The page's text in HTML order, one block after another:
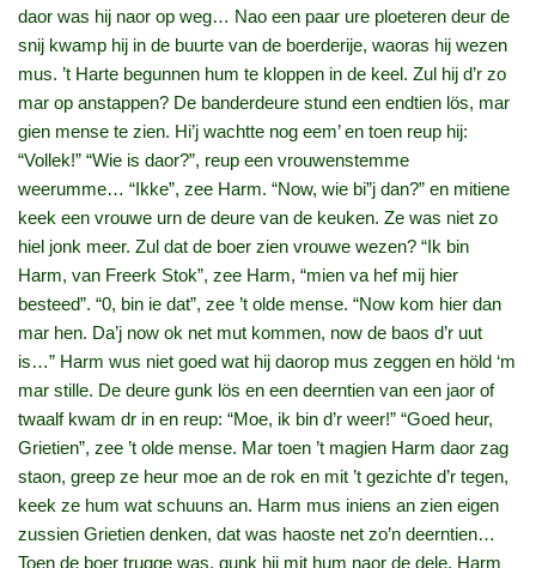
daor was hij naor op weg… Nao een paar ure ploeteren deur de
snij kwamp hij in de buurte van de boerderije, waoras hij wezen
mus. ’t Harte begunnen hum te kloppen in de keel. Zul hij d’r zo
mar op anstappen? De banderdeure stund een endtien lös, mar
gien mense te zien. Hi’j wachtte nog eem’ en toen reup hij:
“Vollek!” “Wie is daor?”, reup een vrouwenstemme
weerumme… “Ikke”, zee Harm. “Now, wie bi”j dan?” en mitiene
keek een vrouwe urn de deure van de keuken. Ze was niet zo
hiel jonk meer. Zul dat de boer zien vrouwe wezen? “Ik bin
Harm, van Freerk Stok”, zee Harm, “mien va hef mij hier
besteed”. “0, bin ie dat”, zee ’t olde mense. “Now kom hier dan
mar hen. Da’j now ok net mut kommen, now de baos d’r uut
is…” Harm wus niet goed wat hij daorop mus zeggen en höld ‘m
mar stille. De deure gunk lös en een deerntien van een jaor of
twaalf kwam dr in en reup: “Moe, ik bin d’r weer!” “Goed heur,
Grietien”, zee ’t olde mense. Mar toen ’t magien Harm daor zag
staon, greep ze heur moe an de rok en mit ’t gezichte d’r tegen,
keek ze hum wat schuuns an. Harm mus iniens an zien eigen
zussien Grietien denken, dat was haoste net zo’n deerntien…
Toen de boer trugge was, gunk hij mit hum naor de dele. Harm